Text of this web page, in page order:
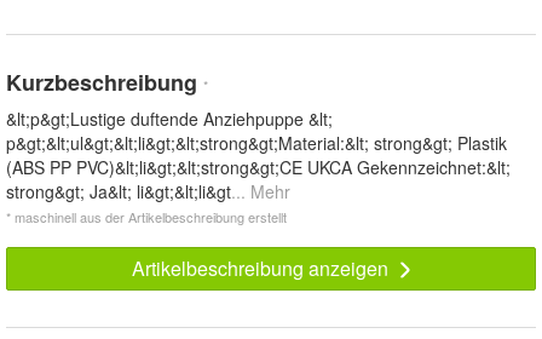
Kurzbeschreibung *
&lt;p&gt;Lustige duftende Anziehpuppe &lt;
p&gt;&lt;ul&gt;&lt;li&gt;&lt;strong&gt;Material:&lt; strong&gt; Plastik
(ABS PP PVC)&lt;li&gt;&lt;strong&gt;CE UKCA Gekennzeichnet:&lt;
strong&gt; Ja&lt; li&gt;&lt;li&gt... Mehr
* maschinell aus der Artikelbeschreibung erstellt
Artikelbeschreibung anzeigen